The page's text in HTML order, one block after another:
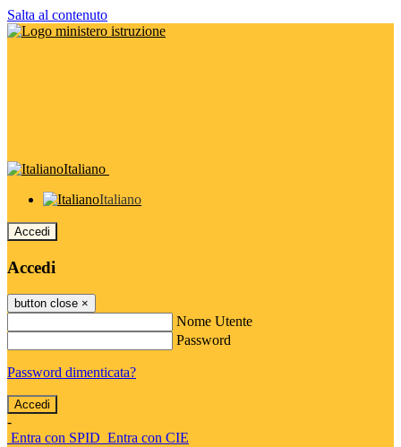
Salta al contenuto
Italiano
Italiano
Accedi
Accedi
button close ×
Nome Utente
Password
Password dimenticata?
-
Entra con SPID Entra con CIE